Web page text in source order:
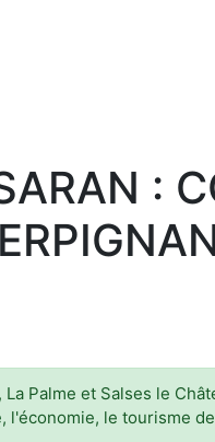
:
Palme et Salses le
le tourisme